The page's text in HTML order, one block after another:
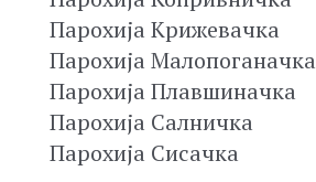
Парохија Крижевачка
Парохија Малопоганачка
Парохија Плавшиначка
Парохија Салничка
Парохија Сисачка